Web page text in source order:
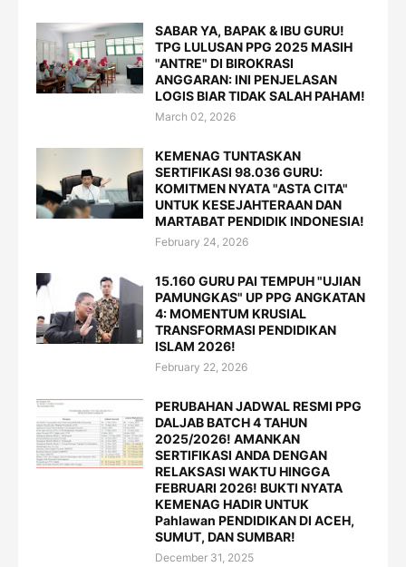
SABAR YA, BAPAK & IBU GURU!
TPG LULUSAN PPG 2025 MASIH
"ANTRE" DI BIROKRASI
ANGGARAN: INI PENJELASAN
LOGIS BIAR TIDAK SALAH PAHAM!
March 02, 2026
KEMENAG TUNTASKAN
SERTIFIKASI 98.036 GURU:
KOMITMEN NYATA "ASTA CITA"
UNTUK KESEJAHTERAAN DAN
MARTABAT PENDIDIK INDONESIA!
February 24, 2026
15.160 GURU PAI TEMPUH "UJIAN
PAMUNGKAS" UP PPG ANGKATAN
4: MOMENTUM KRUSIAL
TRANSFORMASI PENDIDIKAN
ISLAM 2026!
February 22, 2026
PERUBAHAN JADWAL RESMI PPG
DALJAB BATCH 4 TAHUN
2025/2026! AMANKAN
SERTIFIKASI ANDA DENGAN
RELAKSASI WAKTU HINGGA
FEBRUARI 2026! BUKTI NYATA
KEMENAG HADIR UNTUK
Pahlawan PENDIDIKAN DI ACEH,
SUMUT, DAN SUMBAR!
December 31, 2025